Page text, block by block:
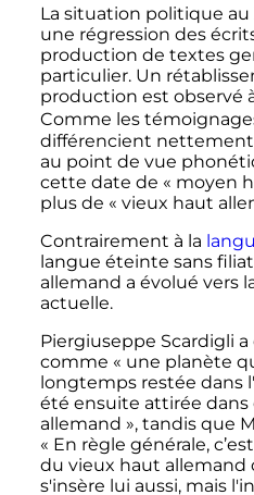
La situation politique au
une régression des
production de textes
particulier. Un
production est observé
Comme les
différencient
au point de vue
cette date de « moyen
plus de « vieux haut
Contrairement à la
langue éteinte sans
allemand a évolué vers
actuelle.
Piergiuseppe Scardigli
comme « une planète
longtemps restée dans
été ensuite attirée
allemand », tandis que
« En règle générale,
du vieux haut allemand
s'insère lui aussi, mais